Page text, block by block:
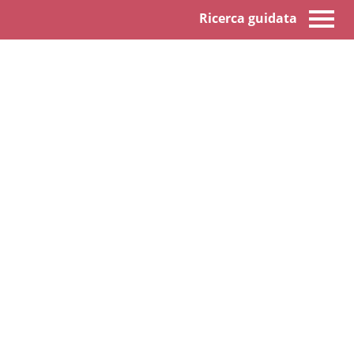
Ricerca guidata